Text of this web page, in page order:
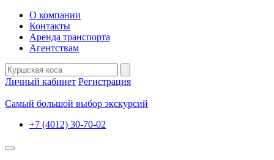
О компании
Контакты
Аренда транспорта
Агентствам
Личный кабинет Регистрация
Самый большой выбор экскурсий
+7 (4012) 30-70-02